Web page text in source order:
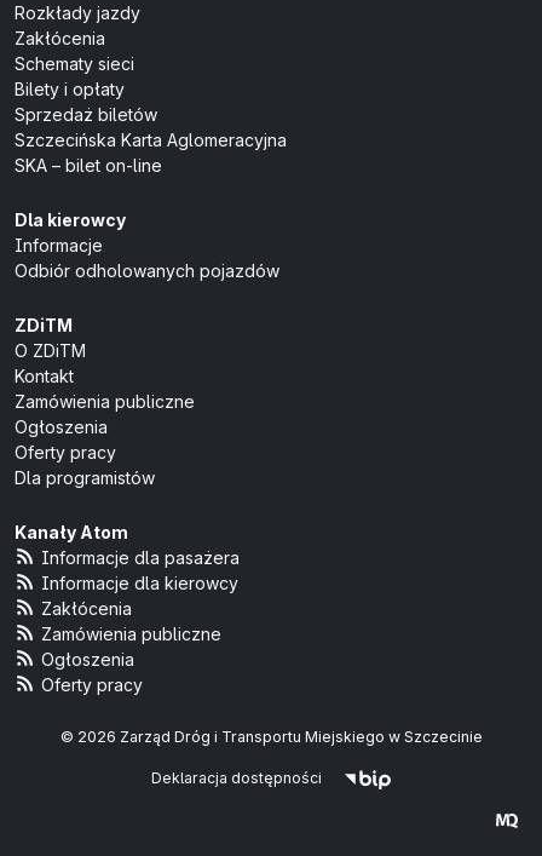
Rozkłady jazdy
Zakłócenia
Schematy sieci
Bilety i opłaty
Sprzedaż biletów
Szczecińska Karta Aglomeracyjna
SKA – bilet on-line
Dla kierowcy
Informacje
Odbiór odholowanych pojazdów
ZDiTM
O ZDiTM
Kontakt
Zamówienia publiczne
Ogłoszenia
Oferty pracy
Dla programistów
Kanały Atom
Informacje dla pasażera
Informacje dla kierowcy
Zakłócenia
Zamówienia publiczne
Ogłoszenia
Oferty pracy
© 2026 Zarząd Dróg i Transportu Miejskiego w Szczecinie
Deklaracja dostępności